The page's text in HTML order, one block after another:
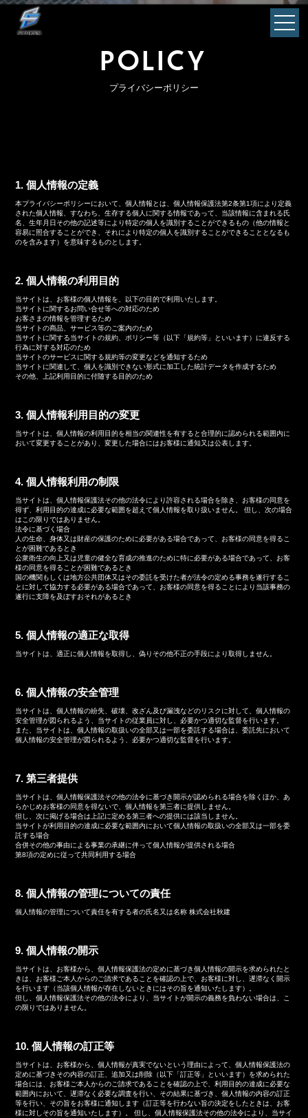
POLICY
プライバシーポリシー
1. 個人情報の定義
本プライバシーポリシーにおいて、個人情報とは、個人情報保護法第2条第1項により定義
された個人情報、すなわち、生存する個人に関する情報であって、当該情報に含まれる氏
名、生年月日その他の記述等により特定の個人を識別することができるもの（他の情報と
容易に照合することができ、それにより特定の個人を識別することができることとなるも
のを含みます）を意味するものとします。
2. 個人情報の利用目的
当サイトは、お客様の個人情報を、以下の目的で利用いたします。
当サイトに関するお問い合せ等への対応のため
お客さまの情報を管理するため
当サイトの商品、サービス等のご案内のため
当サイトに関する当サイトの規約、ポリシー等（以下「規約等」といいます）に違反する
行為に対する対応のため
当サイトのサービスに関する規約等の変更などを通知するため
当サイトに関連して、個人を識別できない形式に加工した統計データを作成するため
その他、上記利用目的に付随する目的のため
3. 個人情報利用目的の変更
当サイトは、個人情報の利用目的を相当の関連性を有すると合理的に認められる範囲内に
おいて変更することがあり、変更した場合にはお客様に通知又は公表します。
4. 個人情報利用の制限
当サイトは、個人情報保護法その他の法令により許容される場合を除き、お客様の同意を
得ず、利用目的の達成に必要な範囲を超えて個人情報を取り扱いません。 但し、次の場合
はこの限りではありません。
法令に基づく場合
人の生命、身体又は財産の保護のために必要がある場合であって、お客様の同意を得るこ
とが困難であるとき
公衆衛生の向上又は児童の健全な育成の推進のために特に必要がある場合であって、お客
様の同意を得ることが困難であるとき
国の機関もしくは地方公共団体又はその委託を受けた者が法令の定める事務を遂行するこ
とに対して協力する必要がある場合であって、お客様の同意を得ることにより当該事務の
遂行に支障を及ぼすおそれがあるとき
5. 個人情報の適正な取得
当サイトは、適正に個人情報を取得し、偽りその他不正の手段により取得しません。
6. 個人情報の安全管理
当サイトは、個人情報の紛失、破壊、改ざん及び漏洩などのリスクに対して、個人情報の
安全管理が図られるよう、当サイトの従業員に対し、必要かつ適切な監督を行います。
また、当サイトは、個人情報の取扱いの全部又は一部を委託する場合は、委託先において
個人情報の安全管理が図られるよう、必要かつ適切な監督を行います。
7. 第三者提供
当サイトは、個人情報保護法その他の法令に基づき開示が認められる場合を除くほか、あ
らかじめお客様の同意を得ないで、個人情報を第三者に提供しません。
但し、次に掲げる場合は上記に定める第三者への提供には該当しません。
当サイトが利用目的の達成に必要な範囲内において個人情報の取扱いの全部又は一部を委
託する場合
合併その他の事由による事業の承継に伴って個人情報が提供される場合
第8項の定めに従って共同利用する場合
8. 個人情報の管理についての責任
個人情報の管理について責任を有する者の氏名又は名称 株式会社秋建
9. 個人情報の開示
当サイトは、お客様から、個人情報保護法の定めに基づき個人情報の開示を求められたと
きは、お客様ご本人からのご請求であることを確認の上で、お客様に対し、遅滞なく開示
を行います（当該個人情報が存在しないときにはその旨を通知いたします）。
但し、個人情報保護法その他の法令により、当サイトが開示の義務を負わない場合は、こ
の限りではありません。
10. 個人情報の訂正等
当サイトは、お客様から、個人情報が真実でないという理由によって、個人情報保護法の
定めに基づきその内容の訂正、追加又は削除（以下「訂正等」といいます）を求められた
場合には、お客様ご本人からのご請求であることを確認の上で、利用目的の達成に必要な
範囲内において、遅滞なく必要な調査を行い、その結果に基づき、個人情報の内容の訂正
等を行い、その旨をお客様に通知します（訂正等を行わない旨の決定をしたときは、お客
様に対しその旨を通知いたします）。 但し、個人情報保護法その他の法令により、当サイ